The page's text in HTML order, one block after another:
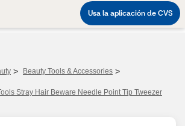
> Beauty Tools & Accessories >
Stray Hair Beware Needle Point Tip Tweezer